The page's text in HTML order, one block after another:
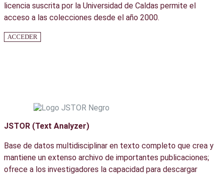
licencia suscrita por la Universidad de Caldas permite el
acceso a las colecciones desde el año 2000.
ACCEDER
JSTOR (Text Analyzer)
Base de datos multidisciplinar en texto completo que crea y
mantiene un extenso archivo de importantes publicaciones;
ofrece a los investigadores la capacidad para descargar